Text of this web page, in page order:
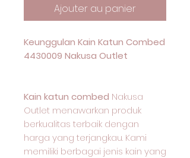
Ajouter au panier
Keunggulan Kain Katun Combed
4430009 Nakusa Outlet
Kain katun combed Nakusa
Outlet menawarkan produk
berkualitas terbaik dengan
harga yang terjangkau. Kami
memiliki berbagai jenis kain yang